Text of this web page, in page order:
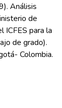
Análisis
de
ICFES para la
de grado).
Colombia.